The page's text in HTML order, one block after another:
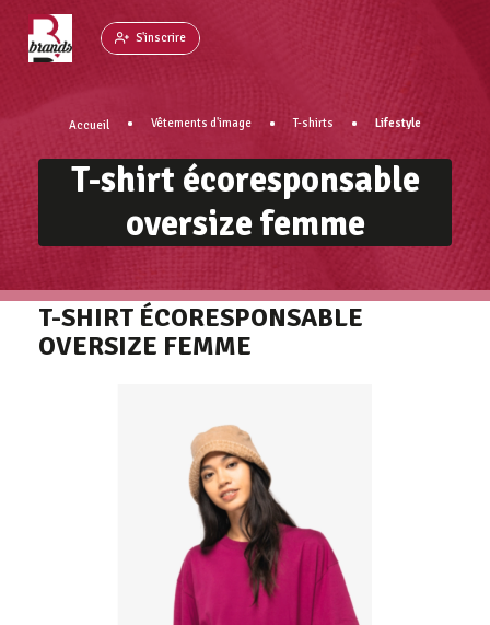
S'inscrire
Accueil Vêtements d'image T-shirts Lifestyle
T-shirt écoresponsable
oversize femme
T-SHIRT ÉCORESPONSABLE
OVERSIZE FEMME
Panneau de gestion des cookies